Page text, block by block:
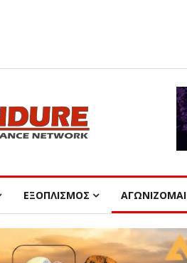
ΕΞΟΠΛΙΣΜΟΣ ΑΓΩΝΙΖΟΜΑΙ